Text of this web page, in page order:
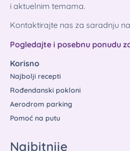
i aktuelnim temama.
Kontaktirajte nas za saradnju na
Pogledajte i posebnu ponudu
Korisno
Najbolji recepti
Rođendanski pokloni
Aerodrom parking
Pomoć na putu
Najbitnije